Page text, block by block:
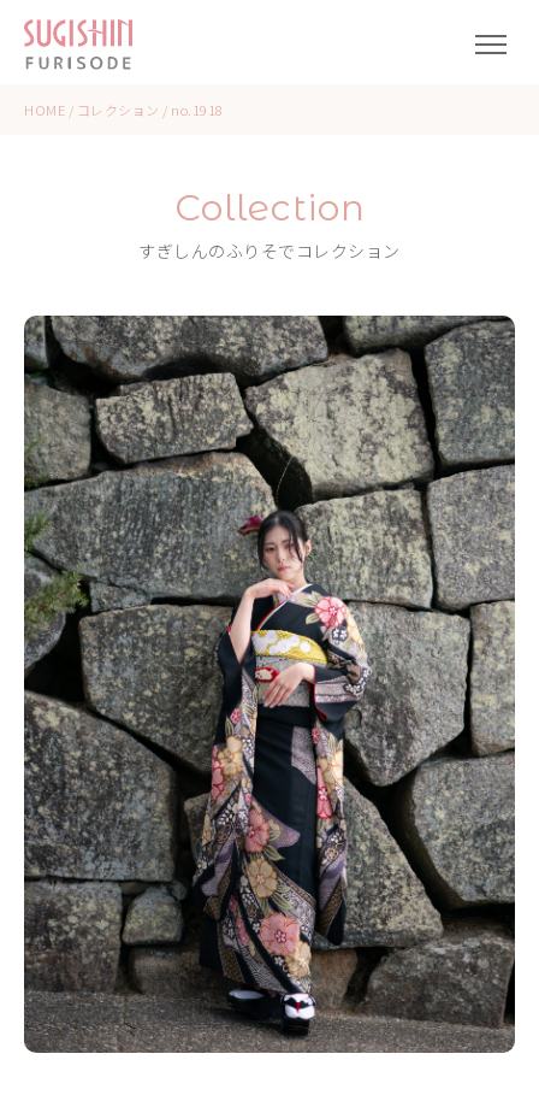
HOME / コレクション / no.1918
Collection
すぎしんのふりそでコレクション